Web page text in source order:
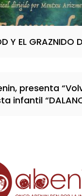
Y EL GRAZNIDO
presenta
infantil